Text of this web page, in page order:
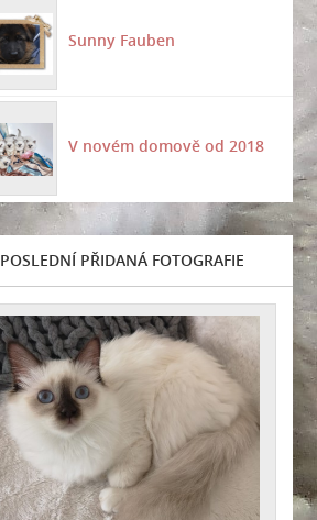
Sunny Fauben
V novém domově od 2018
POSLEDNÍ PŘIDANÁ FOTOGRAFIE